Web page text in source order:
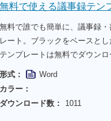
無料で使える議事録テン
無料で誰でも簡単に、議事録
レート。ブラックをベースと
テンプレートは無料でダウン
形式：
Word
カラー：
ダウンロード数：
1011